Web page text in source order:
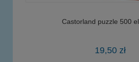
Castorland puzzle 500
19,50 zł